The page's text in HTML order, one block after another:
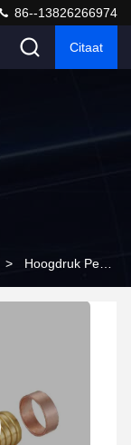
86--13826266974
Citaat
> Hoogdruk Pex-